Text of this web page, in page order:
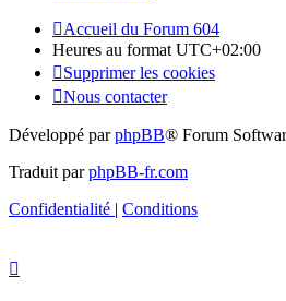
Accueil du Forum 604
Heures au formatUTC+02:00
Supprimer les cookies
Nous contacter
Développé parphpBB® Forum
Traduit parphpBB-fr.com
Confidentialité
Conditions